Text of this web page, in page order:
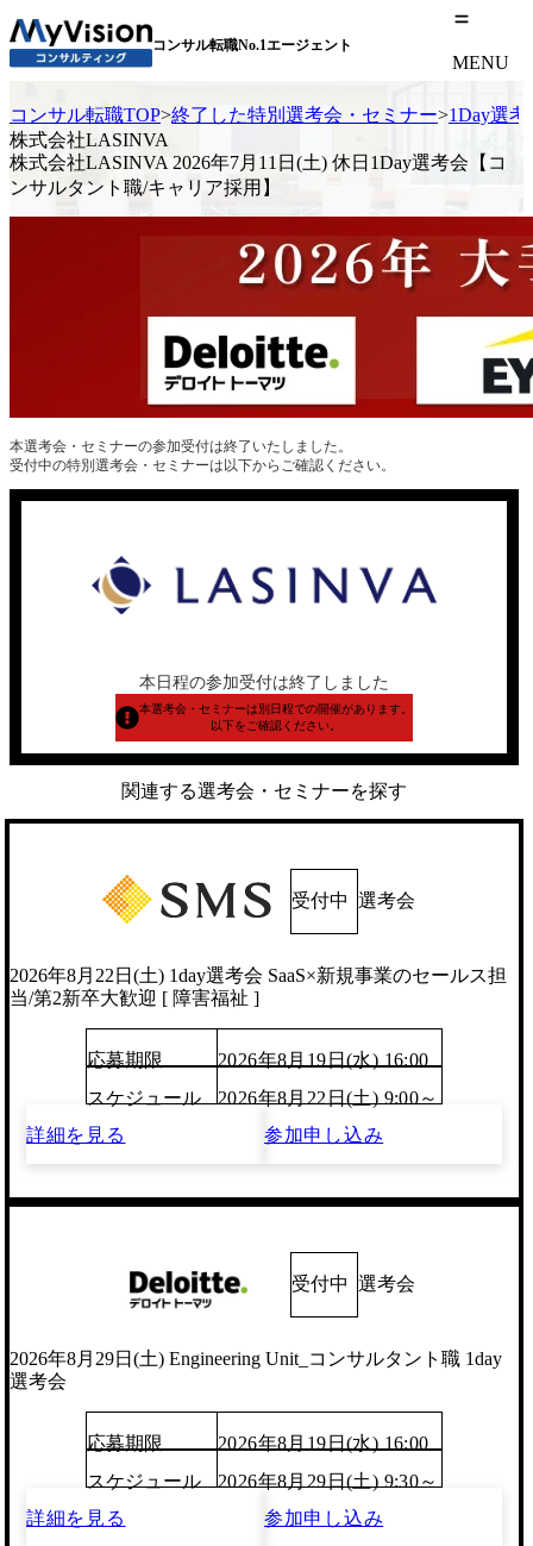
コンサル転職No.1エージェント
MENU
コンサル転職TOP>終了した特別選考会・セミナー>1Day選考
株式会社LASINVA
株式会社LASINVA 2026年7月11日(土) 休日1Day選考会【コ
ンサルタント職/キャリア採用】
本選考会・セミナーの参加受付は終了いたしました。
受付中の特別選考会・セミナーは以下からご確認ください。
本日程の参加受付は終了しました
本選考会・セミナーは別日程での開催があります。
以下をご確認ください。
関連する選考会・セミナーを探す
受付中 選考会
2026年8月22日(土) 1day選考会 SaaS×新規事業のセールス担
当/第2新卒大歓迎 [ 障害福祉 ]
応募期限
2026年8月19日(水) 16:00
スケジュール
2026年8月22日(土) 9:00～
詳細を見る
参加申し込み
受付中 選考会
2026年8月29日(土) Engineering Unit_コンサルタント職 1day
選考会
応募期限
2026年8月19日(水) 16:00
スケジュール
2026年8月29日(土) 9:30～
詳細を見る
参加申し込み